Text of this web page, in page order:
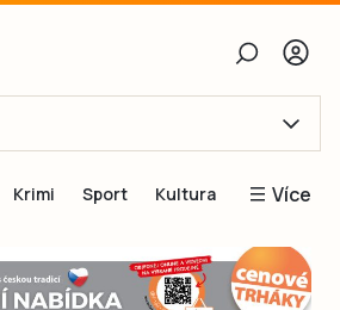
Obnovit heslo
Krimi Sport Kultura Více
Inspirace